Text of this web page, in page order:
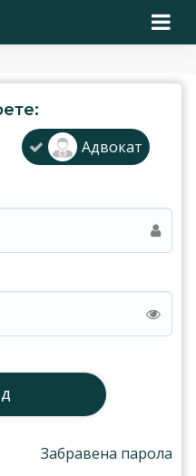
Адвокат
Забравена парола